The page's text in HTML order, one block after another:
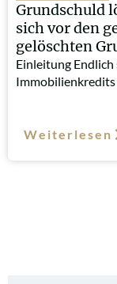
Grundschuld
sich vor den
gelöschten
Einleitung
Weiterlesen